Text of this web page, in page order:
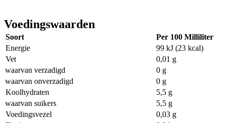
Voedingswaarden
Soort
Per 100 Milliliter
Energie
99 kJ (23 kcal)
Vet
0,01 g
waarvan verzadigd
0 g
waarvan onverzadigd
0 g
Koolhydraten
5,5 g
waarvan suikers
5,5 g
Voedingsvezel
0,03 g